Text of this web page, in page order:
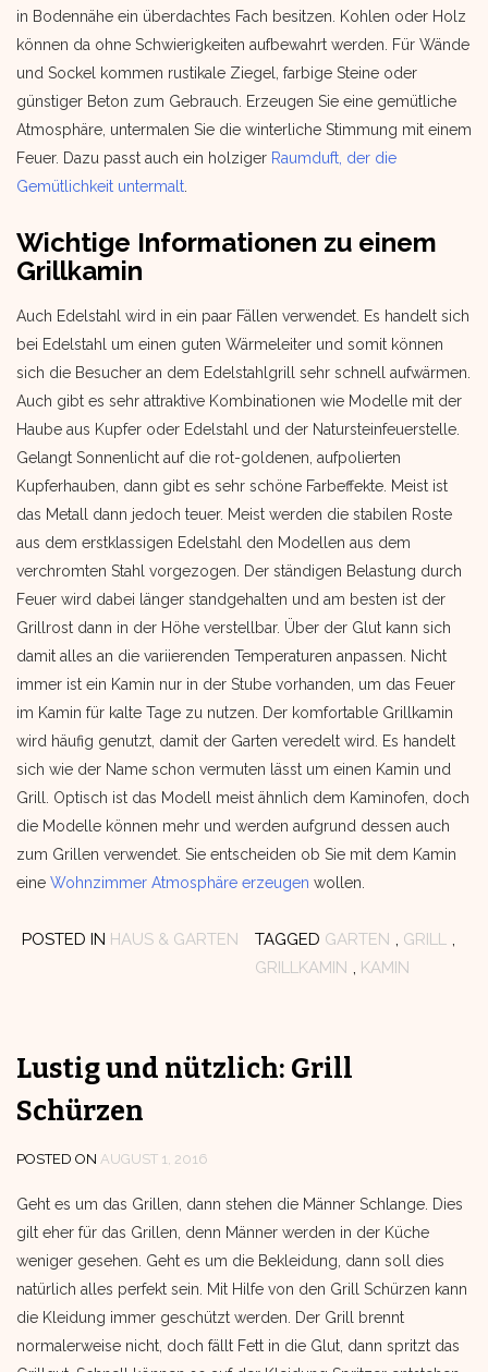
in Bodennähe ein überdachtes Fach besitzen. Kohlen oder Holz
können da ohne Schwierigkeiten aufbewahrt werden. Für Wände
und Sockel kommen rustikale Ziegel, farbige Steine oder
günstiger Beton zum Gebrauch. Erzeugen Sie eine gemütliche
Atmosphäre, untermalen Sie die winterliche Stimmung mit einem
Feuer. Dazu passt auch ein holziger Raumduft, der die
Gemütlichkeit untermalt
Wichtige Informationen zu einem
Grillkamin
Auch Edelstahl wird in ein paar Fällen verwendet. Es handelt sich
bei Edelstahl um einen guten Wärmeleiter und somit können
sich die Besucher an dem Edelstahlgrill sehr schnell aufwärmen.
Auch gibt es sehr attraktive Kombinationen wie Modelle mit der
Haube aus Kupfer oder Edelstahl und der Natursteinfeuerstelle.
Gelangt Sonnenlicht auf die rot-goldenen, aufpolierten
Kupferhauben, dann gibt es sehr schöne Farbeffekte. Meist ist
das Metall dann jedoch teuer. Meist werden die stabilen Roste
aus dem erstklassigen Edelstahl den Modellen aus dem
verchromten Stahl vorgezogen. Der ständigen Belastung durch
Feuer wird dabei länger standgehalten und am besten ist der
Grillrost dann in der Höhe verstellbar. Über der Glut kann sich
damit alles an die variierenden Temperaturen anpassen. Nicht
immer ist ein Kamin nur in der Stube vorhanden, um das Feuer
im Kamin für kalte Tage zu nutzen. Der komfortable Grillkamin
wird häufig genutzt, damit der Garten veredelt wird. Es handelt
sich wie der Name schon vermuten lässt um einen Kamin und
Grill. Optisch ist das Modell meist ähnlich dem Kaminofen, doch
die Modelle können mehr und werden aufgrund dessen auch
zum Grillen verwendet. Sie entscheiden ob Sie mit dem Kamin
eine Wohnzimmer Atmosphäre erzeugen wollen.
POSTED IN HAUS & GARTEN TAGGED GARTEN , GRILL ,
GRILLKAMIN , KAMIN
Lustig und nützlich: Grill
Schürzen
POSTED ON AUGUST 1, 2016
Geht es um das Grillen, dann stehen die Männer Schlange. Dies
gilt eher für das Grillen, denn Männer werden in der Küche
weniger gesehen. Geht es um die Bekleidung, dann soll dies
natürlich alles perfekt sein. Mit Hilfe von den Grill Schürzen kann
die Kleidung immer geschützt werden. Der Grill brennt
normalerweise nicht, doch fällt Fett in die Glut, dann spritzt das